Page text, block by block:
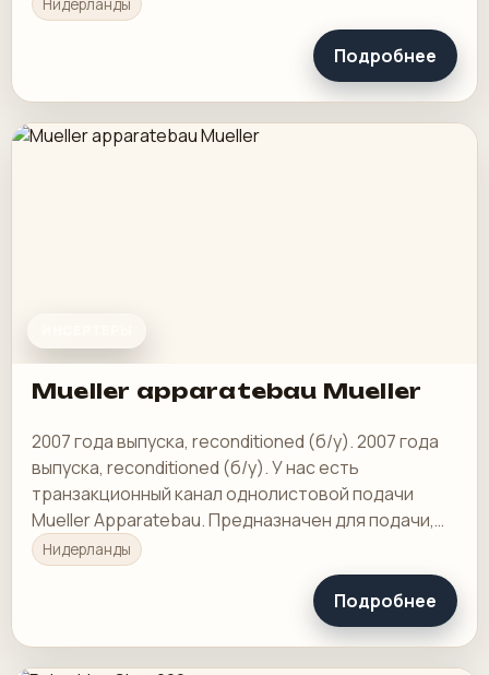
Нидерланды
Подробнее
Mueller apparatebau Mueller
2007 года выпуска, reconditioned (б/у). 2007 года
выпуска, reconditioned (б/у). У нас есть
транзакционный канал однолистовой подачи
Mueller Apparatebau. Предназначен для подачи,
считывания кода считывания, сортировки,
складывания…
Нидерланды
Подробнее